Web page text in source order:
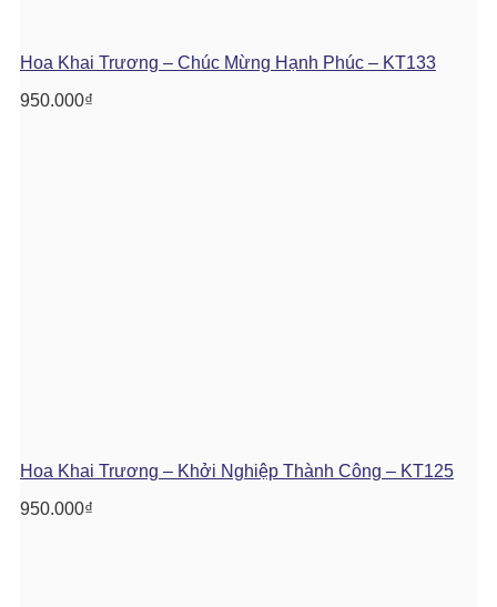
Hoa Khai Trương – Chúc Mừng Hạnh Phúc – KT133
950.000₫
Hoa Khai Trương – Khởi Nghiệp Thành Công – KT125
950.000₫